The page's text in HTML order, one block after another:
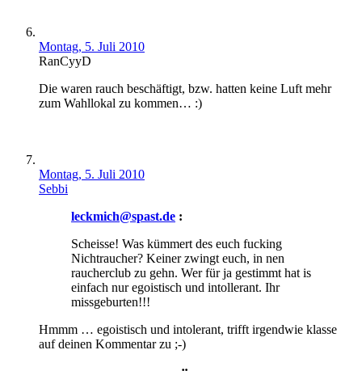
Montag, 5. Juli 2010
RanCyyD
Die waren rauch beschäftigt, bzw. hatten keine Luft mehr
zum Wahllokal zu kommen… :)
Montag, 5. Juli 2010
Sebbi
leckmich@spast.de :
Scheisse! Was kümmert des euch fucking
Nichtraucher? Keiner zwingt euch, in nen
raucherclub zu gehn. Wer für ja gestimmt hat is
einfach nur egoistisch und intollerant. Ihr
missgeburten!!!
Hmmm … egoistisch und intolerant, trifft irgendwie klasse
auf deinen Kommentar zu ;-)